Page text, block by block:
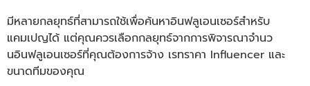
มีหลายกลยุทธ์ที่สามารถใช้เพื่อค้นหาอินฟลูเอนเซอร์สำหรับ
แคมเปญได้ แต่คุณควรเลือกกลยุทธ์จากการพิจารณาจำนว
นอินฟลูเอนเซอร์ที่คุณต้องการจ้าง เรทราคา Influencer และ
ขนาดทีมของคุณ